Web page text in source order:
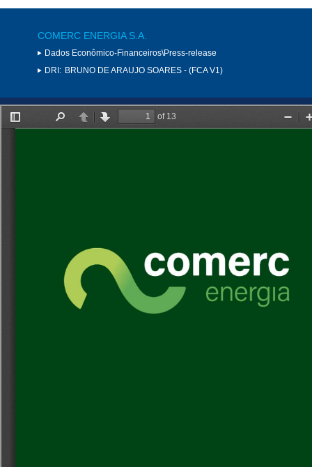
COMERC ENERGIA S.A.
Dados Econômico-Financeiros\Press-release
DRI: BRUNO DE ARAUJO SOARES - (FCA V1)